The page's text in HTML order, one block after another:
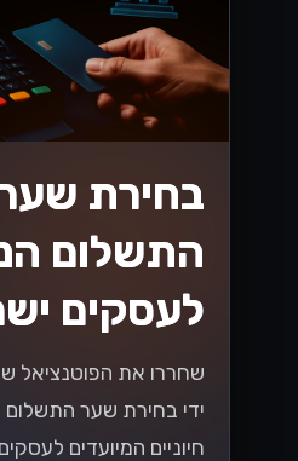
בחירת
התשלום
לעסקים
שחררו את הפוטנציאל
ידי בחירת שער התשלום
חיוניים המיועדים